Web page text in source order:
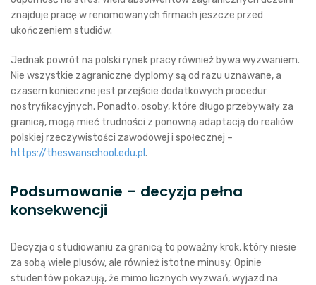
znajduje pracę w renomowanych firmach jeszcze przed
ukończeniem studiów.
Jednak powrót na polski rynek pracy również bywa wyzwaniem.
Nie wszystkie zagraniczne dyplomy są od razu uznawane, a
czasem konieczne jest przejście dodatkowych procedur
nostryfikacyjnych. Ponadto, osoby, które długo przebywały za
granicą, mogą mieć trudności z ponowną adaptacją do realiów
polskiej rzeczywistości zawodowej i społecznej –
https://theswanschool.edu.pl .
Podsumowanie – decyzja pełna
konsekwencji
Decyzja o studiowaniu za granicą to poważny krok, który niesie
za sobą wiele plusów, ale również istotne minusy. Opinie
studentów pokazują, że mimo licznych wyzwań, wyjazd na